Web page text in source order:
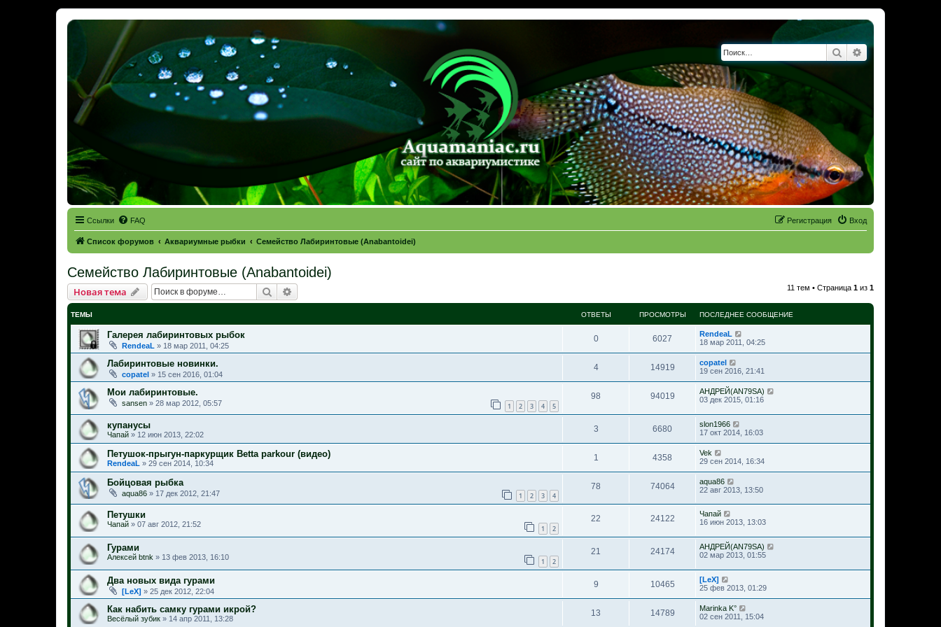
Поиск Расширенный
Ссылки FAQ Вход
Регистрация
Список форумов Аквариумные рыбки Семейство Лабиринтовые (Anabantoidei)
Семейство Лабиринтовые (Anabantoidei)
Новая тема Поиск 11 тем • Страница 1 из 1
ТЕМЫ ОТВЕТЫ ПРОСМОТРЫ ПОСЛЕДНЕЕ СООБЩЕНИЕ
Галерея лабиринтовых рыбок
RendeaL » 18 мар 2011, 04:25
0 6027
RendeaL
18 мар 2011, 04:25
Лабиринтовые новинки.
copatel » 15 сен 2016, 01:04
4 14919
copatel
19 сен 2016, 21:41
Мои лабиринтовые.
sansen » 28 мар 2012, 05:57 1 2 3 4 5
98 94019
АНДРЕЙ(AN79SA)
03 дек 2015, 01:16
купанусы
Чапай » 12 июн 2013, 22:02
3 6680
slon1966
17 окт 2014, 16:03
Петушок-прыгун-паркурщик Betta parkour (видео)
RendeaL » 29 сен 2014, 10:34
1 4358
Vek
29 сен 2014, 16:34
Бойцовая рыбка
aqua86 » 17 дек 2012, 21:47 1 2 3 4
78 74064
aqua86
22 авг 2013, 13:50
Петушки
Чапай » 07 авг 2012, 21:52 1 2
22 24122
Чапай
16 июн 2013, 13:03
Гурами
Алексей btnk » 13 фев 2013, 16:10 1 2
21 24174
АНДРЕЙ(AN79SA)
02 мар 2013, 01:55
Два новых вида гурами
[LeX] » 25 дек 2012, 22:04
9 10465
[LeX]
25 фев 2013, 01:29
Как набить самку гурами икрой?
Весёлый зубик » 14 апр 2011, 13:28
13 14789
Marinka K°
02 сен 2011, 15:04